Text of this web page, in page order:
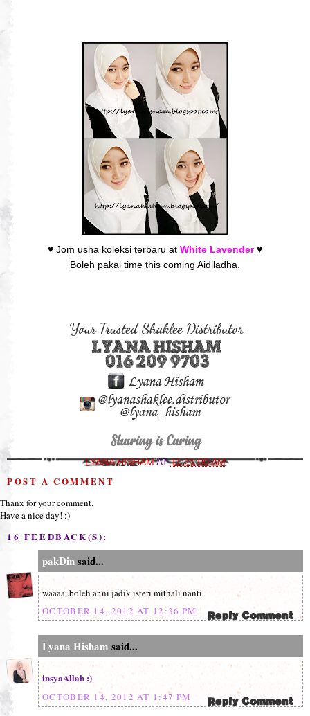
♥ Jom usha koleksi terbaru at White Lavender♥
Boleh pakai time this coming Aidiladha.
LYANA HISHAMAT11:21:00 AM
POST A COMMENT
Thanx for your comment.
Have a nice day! :)
16 FEEDBACK(S):
pakDinsaid...
waaaa..boleh ar ni jadik isteri mithali nanti
OCTOBER 14, 2012 AT 12:36 PM
Lyana Hisham said...
insyaAllah :)
OCTOBER 14, 2012 AT 1:47 PM